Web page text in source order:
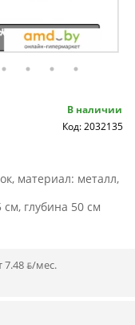
В наличии
Код: 2032135
материал: металл,
глубина 50 см
7.48 ƃ/мec.